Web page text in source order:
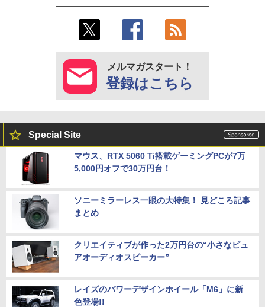
メルマガスタート！
登録はこちら
Special Site
マウス、RTX 5060 Ti搭載ゲーミングPCが7万
5,000円オフで30万円台！
ソニーミラーレス一眼の大特集！ 見どころ記事
まとめ
クリエイティブが作った2万円台の“小さなピュ
アオーディオスピーカー”
レイズのパワーデザインホイール「M6」に新
色登場!!